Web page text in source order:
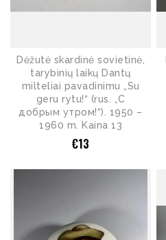
Dėžutė skardinė sovietinė,
tarybinių laikų Dantų
milteliai pavadinimu „Su
geru rytu!“ (rus. „С
добрым утром!“). 1950 –
1960 m. Kaina 13
€13